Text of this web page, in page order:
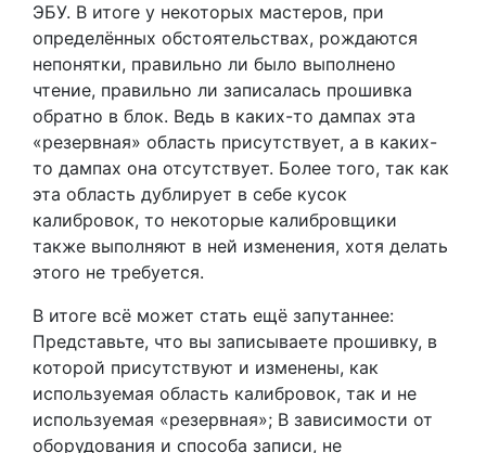
ЭБУ. В итоге у некоторых мастеров, при
определённых обстоятельствах, рождаются
непонятки, правильно ли было выполнено
чтение, правильно ли записалась прошивка
обратно в блок. Ведь в каких-то дампах эта
«резервная» область присутствует, а в каких-
то дампах она отсутствует. Более того, так как
эта область дублирует в себе кусок
калибровок, то некоторые калибровщики
также выполняют в ней изменения, хотя делать
этого не требуется.
В итоге всё может стать ещё запутаннее:
Представьте, что вы записываете прошивку, в
которой присутствуют и изменены, как
используемая область калибровок, так и не
используемая «резервная»; В зависимости от
оборудования и способа записи, не